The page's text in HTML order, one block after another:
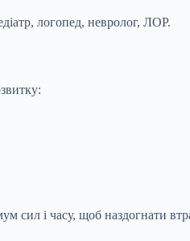
логопед, невролог, ЛОР.
і часу, щоб наздогнати